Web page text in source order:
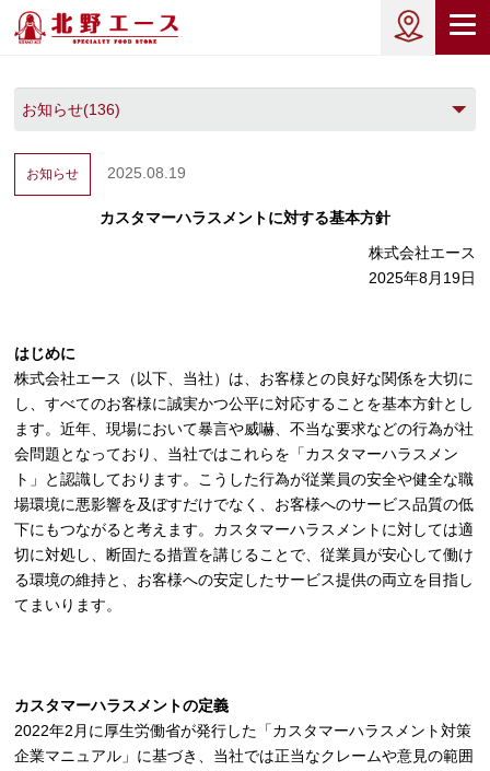
お知らせ 2025.08.19
カスタマーハラスメントに対する基本方針
株式会社エース
2025年8月19日
はじめに
株式会社エース（以下、当社）は、お客様との良好な関係を大切に
し、すべてのお客様に誠実かつ公平に対応することを基本方針とし
ます。近年、現場において暴言や威嚇、不当な要求などの行為が社
会問題となっており、当社ではこれらを「カスタマーハラスメン
ト」と認識しております。こうした行為が従業員の安全や健全な職
場環境に悪影響を及ぼすだけでなく、お客様へのサービス品質の低
下にもつながると考えます。カスタマーハラスメントに対しては適
切に対処し、断固たる措置を講じることで、従業員が安心して働け
る環境の維持と、お客様への安定したサービス提供の両立を目指し
てまいります。
カスタマーハラスメントの定義
2022年2月に厚生労働省が発行した「カスタマーハラスメント対策
企業マニュアル」に基づき、当社では正当なクレームや意見の範囲